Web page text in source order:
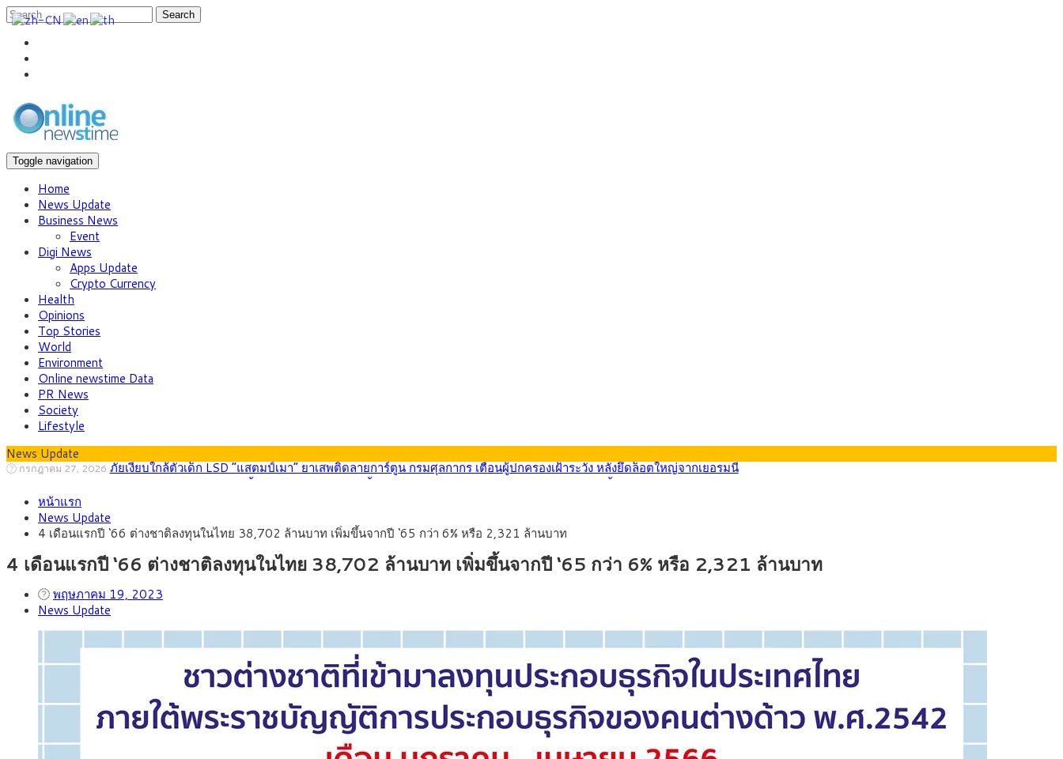
Search
Toggle navigation
Home
News Update
Business News
Event
Digi News
Apps Update
Crypto Currency
Health
Opinions
Top Stories
World
Environment
Online newstime Data
PR News
Society
Lifestyle
News Update
กรกฎาคม 27, 2026 กรุงศรี คาดเงินบาทสัปดาห์นี้ (27–31 ก.ค. 2569) ซื้อขายในกรอบ 33.40-34.00 มองเฟดคงดอกเบี้ย
สิงหาคม 4, 2026
สิงหาคม 3, 2026 กรุงศรี คาดเงินบาทสัปดาห์นี้ซื้อขายในกรอบ 33.00-33.60 ติดตามข้อมูลจ้างงานสหรัฐฯ
สิงหาคม 1, 2026 “เอกนิติ” เปิดเครื่องยนต์เศรษฐกิจใหม่ของไทย เดินหน้า 5 ยุทธศาสตร์ รื้อโครงสร้างเศรษฐกิจ ดันไทยโตเต็มศักยภาพ
กรกฎาคม 27, 2026 ภัยเงียบใกล้ตัวเด็ก LSD “แสตมป์เมา” ยาเสพติดลายการ์ตูน กรมศุลกากร เตือนผู้ปกครองเฝ้าระวัง หลังยึดล็อตใหญ่จากเยอรมนี
หน้าแรก
News Update
4 เดือนแรกปี ‘66 ต่างชาติลงทุนในไทย 38,702 ล้านบาท เพิ่มขึ้นจากปี ‘65 กว่า 6% หรือ 2,321 ล้านบาท
4 เดือนแรกปี ‘66 ต่างชาติลงทุนในไทย 38,702 ล้านบาท เพิ่มขึ้นจากปี ‘65 กว่า 6% หรือ 2,321 ล้านบาท
พฤษภาคม 19, 2023
News Update